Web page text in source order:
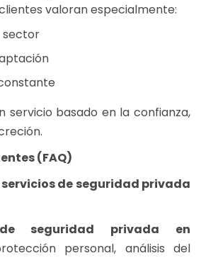
valoran especialmente:
sector
servicio basado en la confianza,
(FAQ)
servicios de seguridad privada
seguridad privada en
personal, análisis del